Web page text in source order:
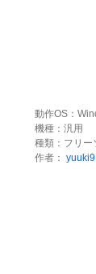
動作OS：
機種：汎用
種類：フリー
作者： yuuki9